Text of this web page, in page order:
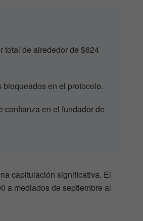
total de alrededor de $624
en el protocolo.
confianza en el fundador de
capitulación significativa. El
a mediados de septiembre al